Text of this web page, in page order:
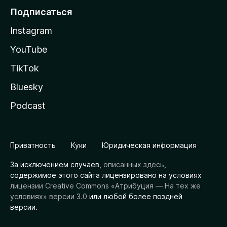
Подписаться
Instagram
YouTube
TikTok
Bluesky
Podcast
Приватность Куки Юридическая информация
За исключением случаев, описанных здесь
содержимое этого сайта лицензировано на условиях
лицензии Creative Commons «Атрибуция — На тех же
условиях» версии 3.0 или любой более поздней
версии.